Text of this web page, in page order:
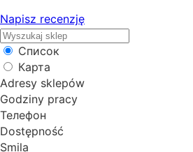
Napisz recenzję
Список
Карта
Adresy sklepów
Godziny pracy
Телефон
Dostępność
Smila